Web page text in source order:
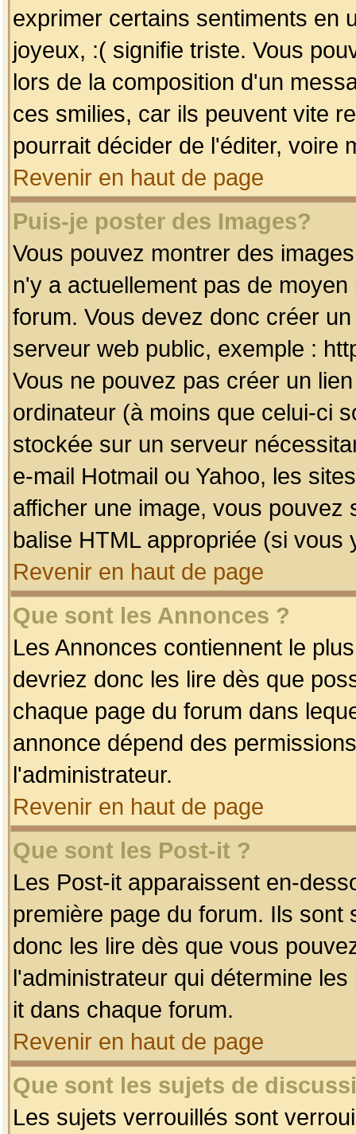
exprimer certains sentiments en
joyeux, :( signifie triste. Vous
lors de la composition d'un
ces smilies, car ils peuvent vite
pourrait décider de l'éditer, voire
Revenir en haut de page
Puis-je poster des Images?
Vous pouvez montrer des
n'y a actuellement pas de
forum. Vous devez donc créer
serveur web public, exemple :
Vous ne pouvez pas créer un
ordinateur (à moins que celui-ci
stockée sur un serveur
e-mail Hotmail ou Yahoo, les
afficher une image, vous pouvez
balise HTML appropriée (si vous
Revenir en haut de page
Que sont les Annonces ?
Les Annonces contiennent le
devriez donc les lire dès que
chaque page du forum dans
annonce dépend des
l'administrateur.
Revenir en haut de page
Que sont les Post-it ?
Les Post-it apparaissent en-
première page du forum. Ils
donc les lire dès que vous
l'administrateur qui détermine
it dans chaque forum.
Revenir en haut de page
Que sont les sujets de
Les sujets verrouillés sont